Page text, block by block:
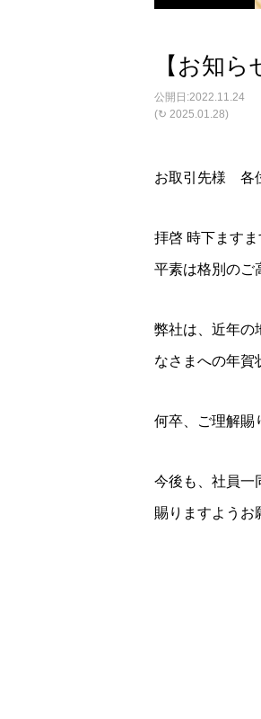
【お知
2022.11.24
(↻ 2025.01.28)
お取引先様 各
拝啓 時下ます
平素は格別のご
弊社は、近年の
なさまへの年賀
何卒、ご理解賜
今後も、社員一
賜りますようお